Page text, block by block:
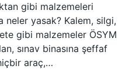
gibi malzemeleri
neler yasak? Kalem, silgi,
gibi malzemeler ÖSYM
sınav binasına şeffaf
araç,…